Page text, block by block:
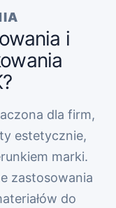
i
dla firm,
estetycznie,
marki.
zastosowania
do